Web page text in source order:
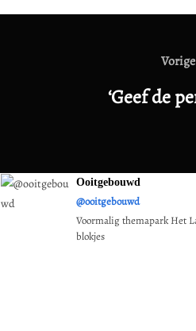
Vorige
‘Geef de
Ooitgebouwd
@ooitgebouwd
Voormalig themapark Het
blokjes